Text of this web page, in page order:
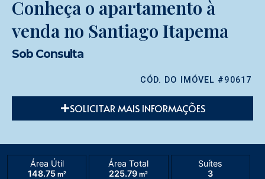
Conheça o apartamento à
venda no Santiago Itapema
Sob Consulta
CÓD. DO IMÓVEL #90617
SOLICITAR MAIS INFORMAÇÕES
Área Útil
148.75m²
Área Total
225.79 m²
Suítes
3